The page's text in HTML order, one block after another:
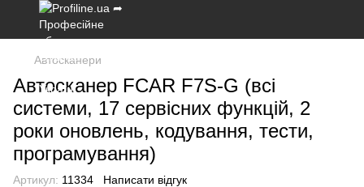
Автосканери
Автосканер FCAR F7S-G (всі
системи, 17 сервісних функцій, 2
роки оновлень, кодування, тести,
програмування)
Артикул: 11334 Написати відгук